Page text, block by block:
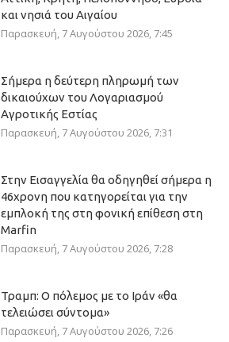
και νησιά του Αιγαίου
Παρασκευή, 7 Αυγούστου 2026, 7:45
Σήμερα η δεύτερη πληρωμή των
δικαιούχων του Λογαριασμού
Αγροτικής Εστίας
Παρασκευή, 7 Αυγούστου 2026, 7:31
Στην Εισαγγελία θα οδηγηθεί σήμερα η
46χρονη που κατηγορείται για την
εμπλοκή της στη φονική επίθεση στη
Marfin
Παρασκευή, 7 Αυγούστου 2026, 7:28
Τραμπ: Ο πόλεμος με το Ιράν «θα
τελειώσει σύντομα»
Παρασκευή, 7 Αυγούστου 2026, 7:26